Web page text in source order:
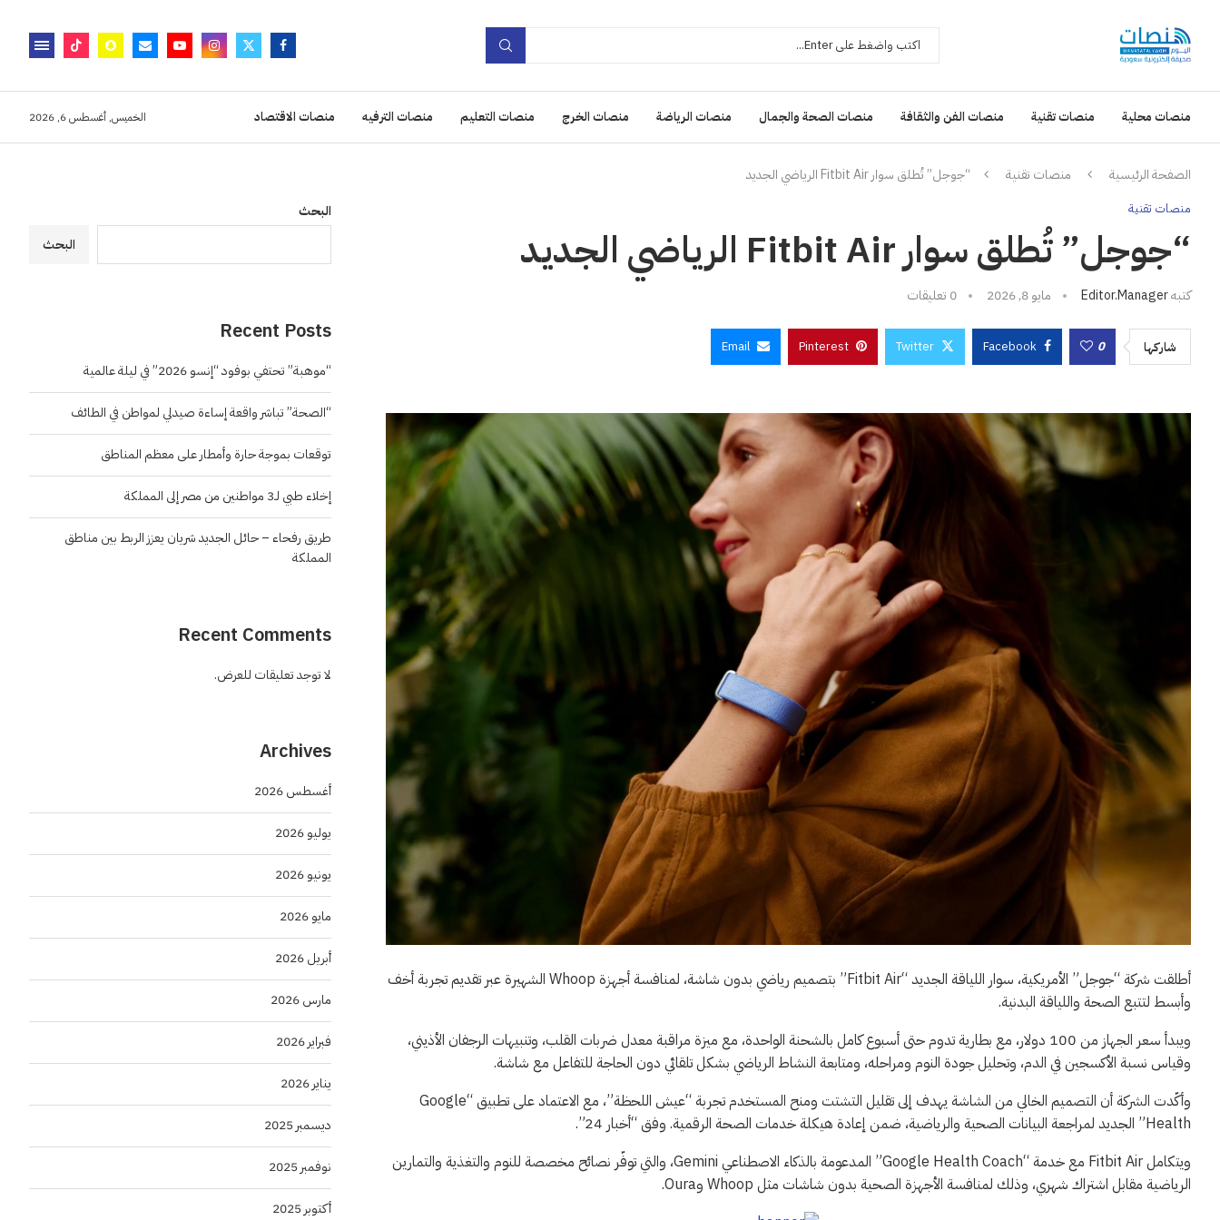
منصات محلية منصات تقنية منصات الفن والثقافة منصات الصحة والجمال منصات الرياضة منصات الخرج منصات التعليم منصات الترفيه منصات الاقتصاد الخميس, أغسطس 6, 2026
الصفحة الرئيسية منصات تقنية “جوجل” تُطلق سوار Fitbit Air الرياضي الجديد
منصات تقنية
“جوجل” تُطلق سوار Fitbit Air الرياضي الجديد
كتبهEditor.manager مايو 8, 2026 0 تعليقات
شاركها 0
Facebook
Twitter
Pinterest
Email
أطلقت شركة “جوجل” الأمريكية، سوار اللياقة الجديد “Fitbit Air” بتصميم رياضي بدون شاشة، لمنافسة أجهزة Whoop الشهيرة عبر تقديم تجربة أخف
وأبسط لتتبع الصحة واللياقة البدنية.
ويبدأ سعر الجهاز من 100 دولار، مع بطارية تدوم حتى أسبوع كامل بالشحنة الواحدة، مع ميزة مراقبة معدل ضربات القلب، وتنبيهات الرجفان الأذيني،
وقياس نسبة الأكسجين في الدم، وتحليل جودة النوم ومراحله، ومتابعة النشاط الرياضي بشكل تلقائي دون الحاجة للتفاعل مع شاشة.
وأكّدت الشركة أن التصميم الخالي من الشاشة يهدف إلى تقليل التشتت ومنح المستخدم تجربة “عيش اللحظة”، مع الاعتماد على تطبيق “Google
Health” الجديد لمراجعة البيانات الصحية والرياضية، ضمن إعادة هيكلة خدمات الصحة الرقمية. وفق “أخبار 24”.
ويتكامل Fitbit Air مع خدمة “Google Health Coach” المدعومة بالذكاء الاصطناعي Gemini، والتي توفّر نصائح مخصصة للنوم والتغذية والتمارين
الرياضية مقابل اشتراك شهري، وذلك لمنافسة الأجهزة الصحية بدون شاشات مثل Whoop وOura.
البحث
البحث
Recent Posts
“موهبة” تحتفي بوفود “إنسو 2026” في ليلة عالمية
“الصحة” تباشر واقعة إساءة صيدلي لمواطن في الطائف
توقعات بموجة حارة وأمطار على معظم المناطق
إخلاء طبي لـ3 مواطنين من مصر إلى المملكة
طريق رفحاء – حائل الجديد شريان يعزز الربط بين مناطق
المملكة
Recent Comments
لا توجد تعليقات للعرض.
Archives
أغسطس 2026
يوليو 2026
يونيو 2026
مايو 2026
أبريل 2026
مارس 2026
فبراير 2026
يناير 2026
ديسمبر 2025
نوفمبر 2025
أكتوبر 2025